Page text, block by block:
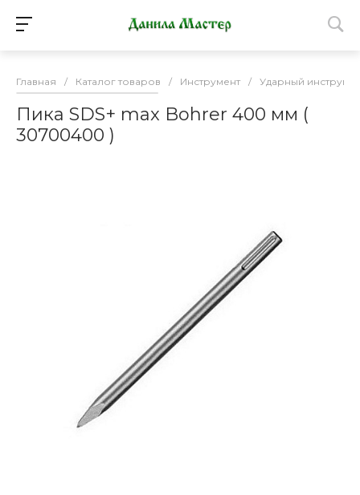
Главная / Каталог товаров / Инструмент / Ударный
Пика SDS+ max Bohrer 400 мм (
30700400 )